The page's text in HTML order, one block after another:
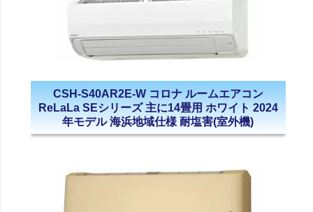
CSH-S40AR2E-W コロナ ルームエアコン
ReLaLa SEシリーズ 主に14畳用 ホワイト 2024
年モデル 海浜地域仕様 耐塩害(室外機)